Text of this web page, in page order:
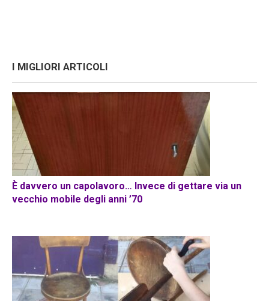
I MIGLIORI ARTICOLI
È davvero un capolavoro… Invece di gettare via un
vecchio mobile degli anni ’70